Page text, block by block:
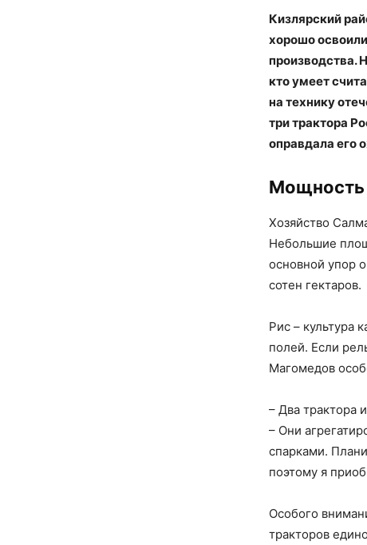
Кизлярский
хорошо
производства.
кто умеет
на технику
три трактора
оправдала его
Мощность
Хозяйство
Небольшие
основной упор
сотен гектаров.
Рис – культура
полей. Если
Магомедов
– Два трактора
– Они
спарками.
поэтому я
Особого
тракторов